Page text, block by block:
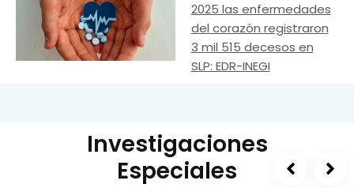
2025 las enfermedades
del corazón registraron
3 mil 515 decesos en
SLP: EDR-INEGI
Investigaciones
Especiales